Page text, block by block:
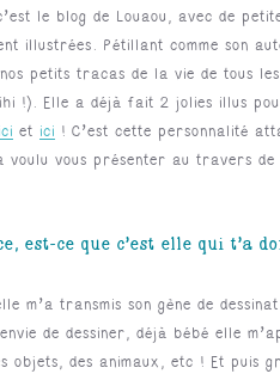
le blog de Louaou, avec de
illustrées. Pétillant comme son
nos petits tracas de la vie de tous
!). Elle a déjà fait 2 jolies illus
ici et ici ! C’est cette personnalité
voulu vous présenter au travers de
est-ce que c’est elle qui t’a
m’a transmis son gène de
de dessiner, déjà bébé elle
objets, des animaux, etc ! Et puis